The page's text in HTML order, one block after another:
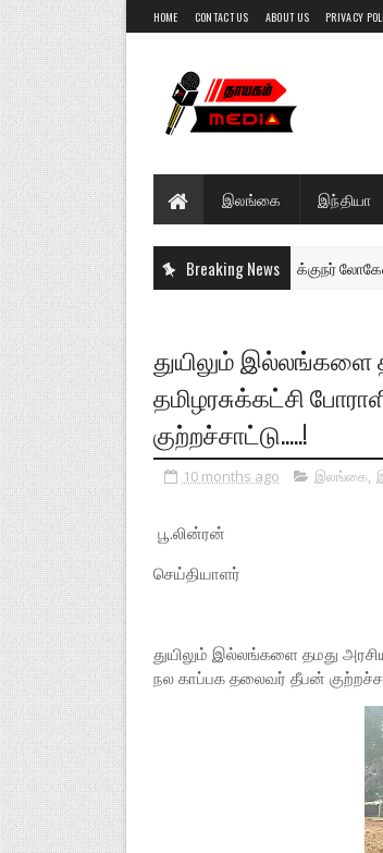
HOME CONTACT US ABOUT US PRIVACY
இலங்கை இந்தியா
Breaking News
- நடிகர் சூர்யா அதிரடி பதில் இயக்குநர் லோகேஷ்
துயிலும் இல்லங்களை
தமிழரசுக்கட்சி
குற்றச்சாட்டு.....!
10 months ago இலங்கை,
பூ.லின்ரன்
செய்தியாளர்
துயிலும் இல்லங்களை தமது
நல காப்பக தலைவர் தீபன்